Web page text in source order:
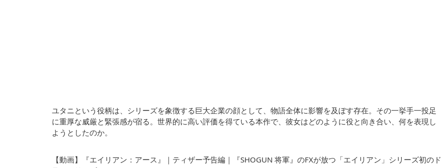
ユタニという役柄は、シリーズを象徴する巨大企業の顔として、物語全体に影響を及ぼす存在。その一挙手一投足
に重厚な威厳と緊張感が宿る。世界的に高い評価を得ている本作で、彼女はどのように役と向き合い、何を表現し
ようとしたのか。
【動画】『エイリアン：アース』｜ティザー予告編｜『SHOGUN 将軍』のFXが放つ「エイリアン」シリーズ初のド